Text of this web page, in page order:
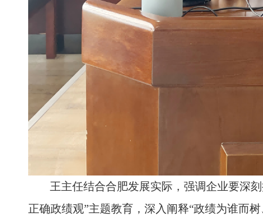
王主任结合合肥发展实际，强调企业要深
正确政绩观”主题教育，深入阐释“政绩为谁而